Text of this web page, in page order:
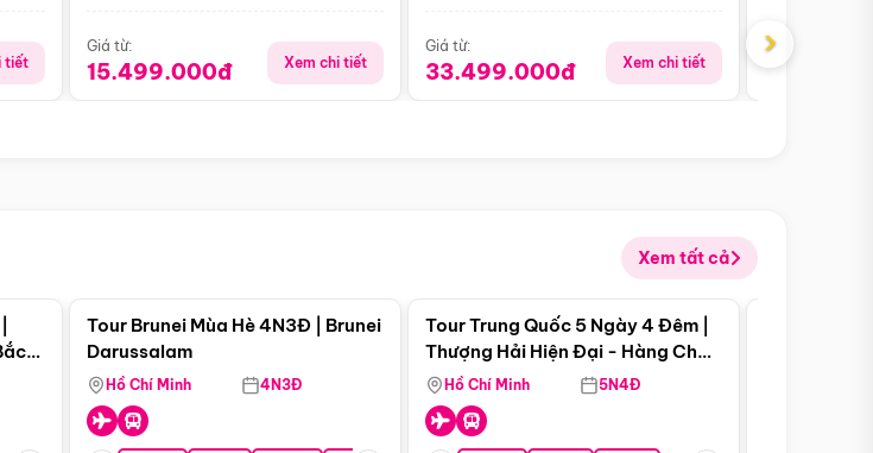
tiết
Giá từ:
15.499.000đ Xem chi tiết
Giá từ:
33.499.000đ Xem chi tiết
Giá từ:
›
Xem tất cả
Tour Brunei Mùa Hè 4N3Đ | Brunei
Darussalam
Hồ Chí Minh 4N3Đ
Điểm nổi bật
Tour Trung Quốc 5 Ngày 4 Đêm |
Thượng Hải Hiện Đại - Hàng Châu
Nên Thơ - Ô Trấn Cổ Kính
Hồ Chí Minh 5N4Đ